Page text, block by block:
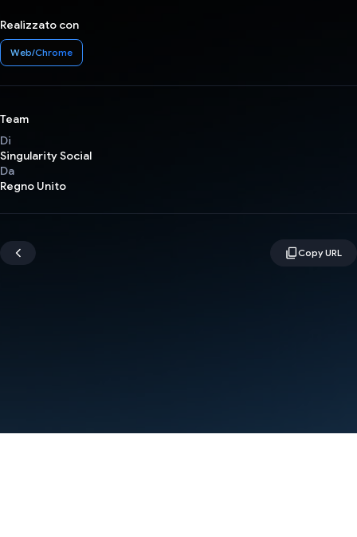
Realizzato con
Web/Chrome
Team
Di
Singularity Social
Da
Regno Unito